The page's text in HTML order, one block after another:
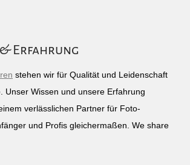
Erfahrung
stehen wir für Qualität und Leidenschaft
Unser Wissen und unsere Erfahrung
verlässlichen Partner für Foto-
und Profis gleichermaßen. We share